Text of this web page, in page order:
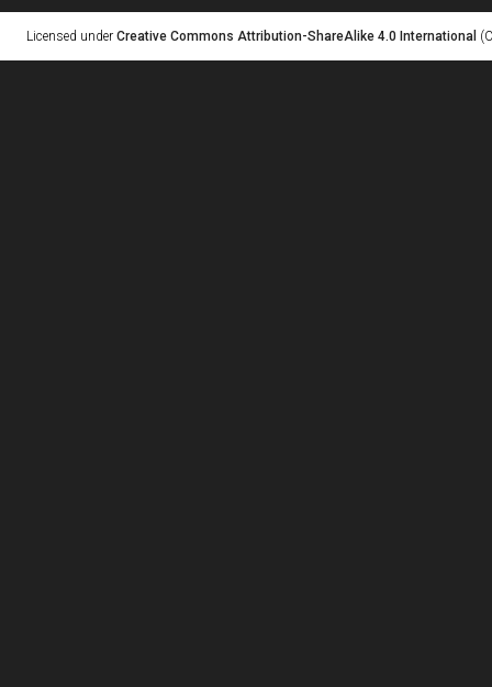
Licensed under Creative Commons Attribution-ShareAlike 4.0 International